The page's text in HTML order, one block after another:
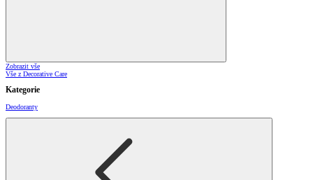
Zobrazit vše
Vše z Decorative Care
Kategorie
Deodoranty